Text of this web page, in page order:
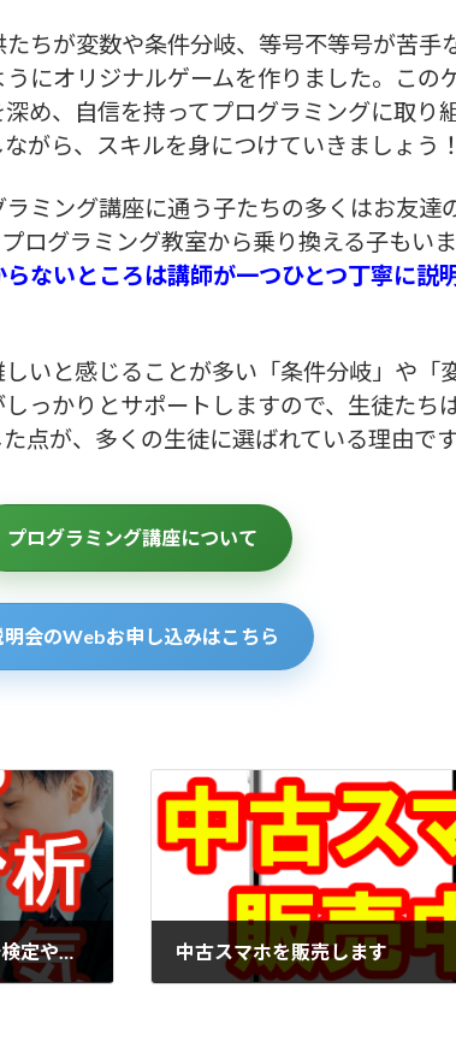
ちが変数や条件分岐、等号不等号が苦手
にオリジナルゲームを作りました。この
め、自信を持ってプログラミングに取り
がら、スキルを身につけていきましょう！
ミング講座に通う子たちの多くはお友達
ログラミング教室から乗り換える子もい
らないところは講師が一つひとつ丁寧に説
いと感じることが多い「条件分岐」や「
っかりとサポートしますので、生徒たち
点が、多くの生徒に選ばれている理由です
プログラミング講座について
明会のWebお申し込みはこちら
資格取得でキャリアアップ！統計検定やデータ分析関係の資格が人気 中古スマホを販売します